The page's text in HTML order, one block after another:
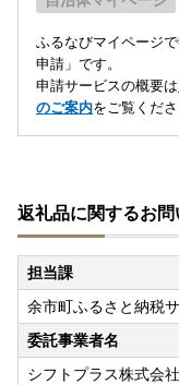
ふるなびマイページ
申請」です。
申請サービスの概要は
のご案内をご覧くださ
返礼品に関するお
担当課
余市町ふるさと納税
委託事業者名
シフトプラス株式会社